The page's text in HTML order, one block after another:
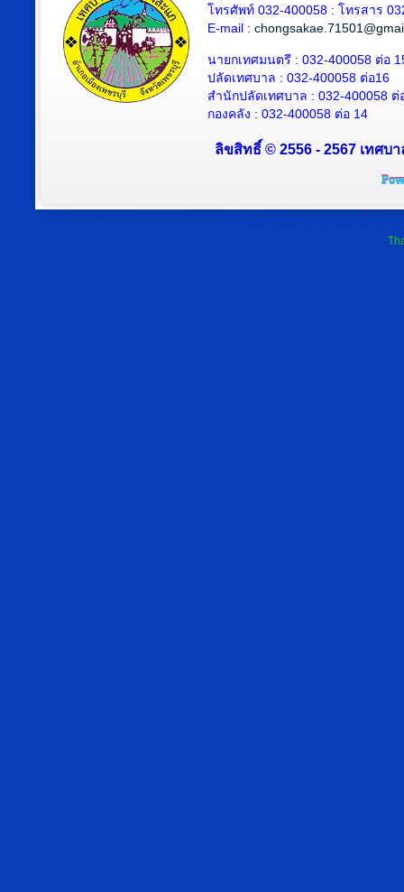
โทรศัพท์ 032-400058 : โทรสาร
E-mail :
นายกเทศมนตรี : 032-400058 ต่อ
ปลัดเทศบาล : 032-400058 ต่อ16
สำนักปลัดเทศบาล : 032-400058 ต่
กองคลัง : 032-400058 ต่อ 14
ลิขสิทธิ์ © 2556 - 2567 เทศบ